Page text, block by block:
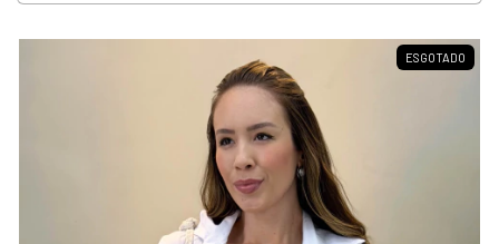
ESGOTADO